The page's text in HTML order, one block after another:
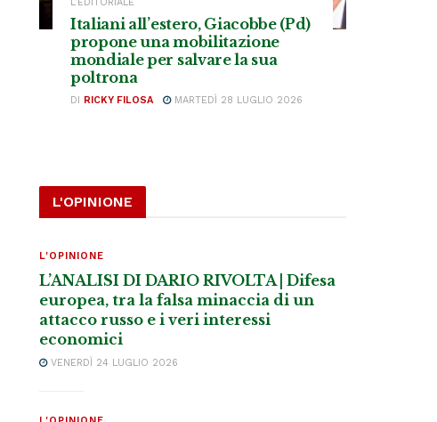
Italiani all’estero, Giacobbe (Pd)
propone una mobilitazione
mondiale per salvare la sua
poltrona
DI RICKY FILOSA MARTEDÌ 28 LUGLIO 2026
L'OPINIONE
L'OPINIONE
L’ANALISI DI DARIO RIVOLTA | Difesa
europea, tra la falsa minaccia di un
attacco russo e i veri interessi
economici
VENERDÌ 24 LUGLIO 2026